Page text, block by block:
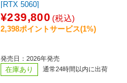
[RTX 5060]
¥239,800 (税込)
2,398ポイントサービス(1%)
発売日：2026年発売
在庫あり 通常24時間以内に出荷